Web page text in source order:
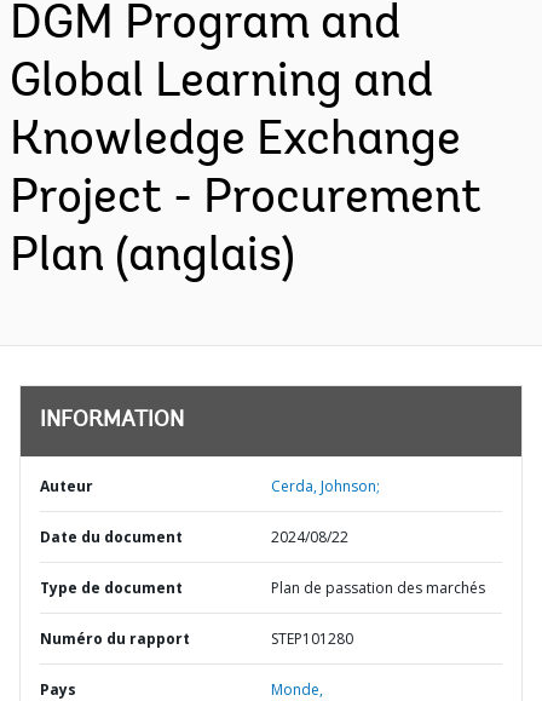
DGM Program and
Global Learning and
Knowledge Exchange
Project - Procurement
Plan (anglais)
INFORMATION
Auteur Cerda, Johnson;
Date du document 2024/08/22
Type de document Plan de passation des marchés
Numéro du rapport STEP101280
Pays Monde,